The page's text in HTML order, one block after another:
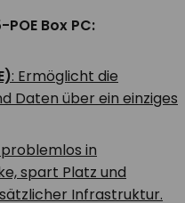
Box PC:
: Ermöglicht die
Daten über ein einziges
problemlos in
spart Platz und
Infrastruktur.